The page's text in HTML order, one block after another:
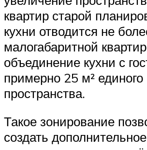
квартир старой
кухни отводится не
малогабаритной
объединение кухни с
примерно 25 м² единого
пространства.
Такое зонирование
создать дополнительное